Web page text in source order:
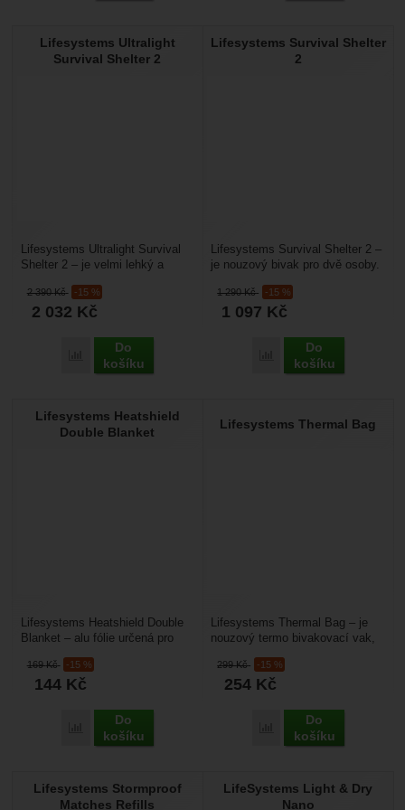
Lifesystems Ultralight
Survival Shelter 2
2 390Kč -15 %
2 032 Kč
Přidat 'Lifesystems Ultralight Survival Shelter 2' k porovnání
Do
košíku
Lifesystems Ultralight Survival
Shelter 2 – je velmi lehký a
osoby. Je...
Lifesystems Survival Shelter
2
1 290Kč -15 %
1 097 Kč
Přidat 'Lifesystems
Do
košíku
Lifesystems Survival Shelter 2 –
je nouzový bivak pro dvě osoby.
bivakování, ochranu...
Lifesystems Heatshield
Double Blanket
169Kč -15 %
144 Kč
Přidat 'Lifesystems Heatshield Double Blanket' k porovnání
Do
košíku
Lifesystems Heatshield Double
Blanket – alu fólie určená pro
dvou zraněných...
Lifesystems Thermal Bag
299Kč -15 %
254 Kč
Přidat 'Lifesystems
Do
košíku
Lifesystems Thermal Bag – je
nouzový termo bivakovací vak,
polyesteru,...
Lifesystems Stormproof
Matches Refills
LifeSystems Light & Dry
Nano